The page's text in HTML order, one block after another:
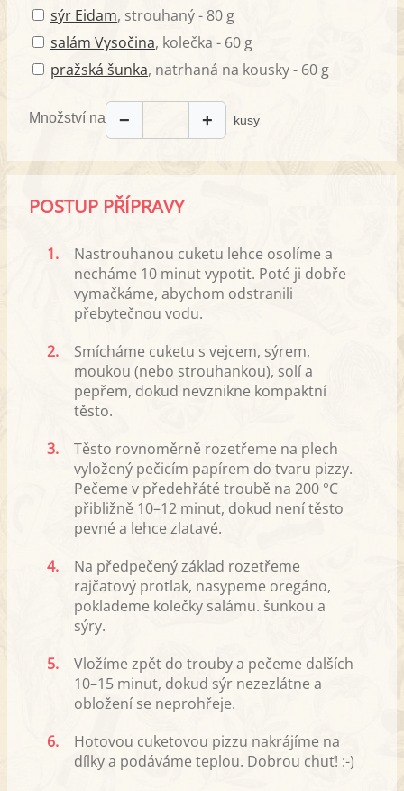
sýr Eidam, strouhaný - 80 g
salám Vysočina, kolečka - 60 g
pražská šunka, natrhaná na kousky - 60 g
Množství na − + kusy
POSTUP PŘÍPRAVY
1.
Nastrouhanou cuketu lehce osolíme a
necháme 10 minut vypotit. Poté ji dobře
vymačkáme, abychom odstranili
přebytečnou vodu.
2.
Smícháme cuketu s vejcem, sýrem,
moukou (nebo strouhankou), solí a
pepřem, dokud nevznikne kompaktní
těsto.
3.
Těsto rovnoměrně rozetřeme na plech
vyložený pečicím papírem do tvaru pizzy.
Pečeme v předehřáté troubě na 200 °C
přibližně 10–12 minut, dokud není těsto
pevné a lehce zlatavé.
4.
Na předpečený základ rozetřeme
rajčatový protlak, nasypeme oregáno,
poklademe kolečky salámu. šunkou a
sýry.
5.
Vložíme zpět do trouby a pečeme dalších
10–15 minut, dokud sýr nezezlátne a
obložení se neprohřeje.
6.
Hotovou cuketovou pizzu nakrájíme na
dílky a podáváme teplou. Dobrou chuť! :-)